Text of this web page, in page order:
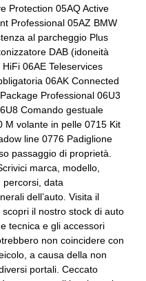
sensore pioggia
zone
Protection 05AQ Active
Professional 05AZ BMW
al parcheggio Plus
DAB (idoneità
06AE Teleservices
06AK Connected
Professional 06U3
Comando gestuale
M volante in pelle 0715 Kit
line 0776 Padiglione
passaggio di proprietà.
marca, modello,
percorsi, data
dell’auto. Visita il
il nostro stock di auto
tecnica e gli accessori
non coincidere con
a causa della non
portali. Ceccato